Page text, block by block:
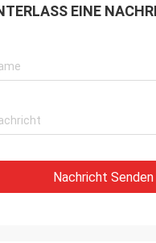
EINE
Nachricht Senden